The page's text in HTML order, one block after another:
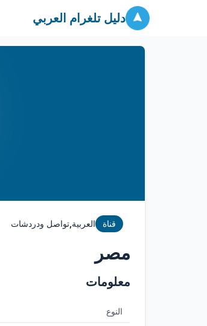
دليل تلغرام العربي
قناة العربية,تواصل ودردشات
مصر
معلومات
النوع